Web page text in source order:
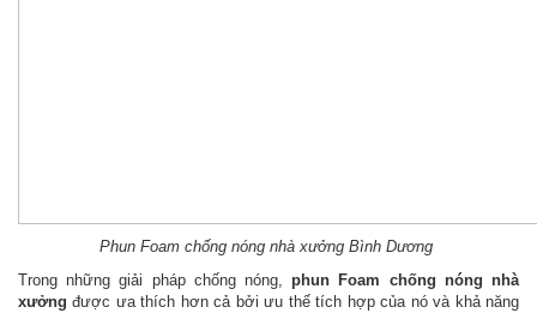
Phun Foam chống nóng nhà xưởng Bình Dương
Trong những giải pháp chống nóng,phun Foam chống nóng nhà
xưởng được ưa thích hơn cả bởi ưu thế tích hợp của nó và khả năng